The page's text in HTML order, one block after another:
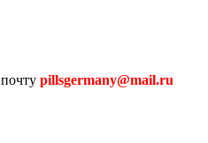
pillsgermany@mail.ru